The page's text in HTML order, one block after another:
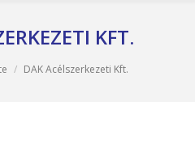
KFT.
DAK Acélszerkezeti Kft.